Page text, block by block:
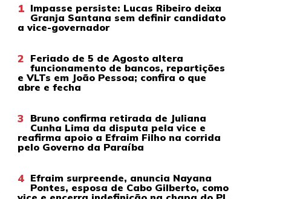
1 Impasse persiste: Lucas Ribeiro deixa
Granja Santana sem definir candidato
a vice-governador
2 Feriado de 5 de Agosto altera
funcionamento de bancos, repartições
e VLTs em João Pessoa; confira o que
abre e fecha
3 Bruno confirma retirada de Juliana
Cunha Lima da disputa pela vice e
reafirma apoio a Efraim Filho na corrida
pelo Governo da Paraíba
4 Efraim surpreende, anuncia Nayana
Pontes, esposa de Cabo Gilberto, como